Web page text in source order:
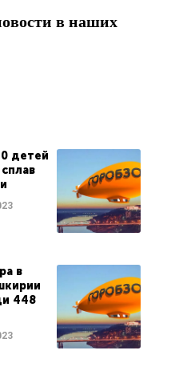
в наших
детей
в
448